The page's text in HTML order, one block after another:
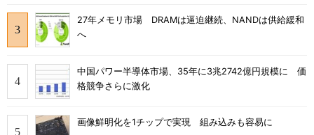
27年メモリ市場 DRAMは逼迫継続、NANDは供給緩和
へ
中国パワー半導体市場、35年に3兆2742億円規模に 価
格競争さらに激化
画像鮮明化を1チップで実現 組み込みも容易に